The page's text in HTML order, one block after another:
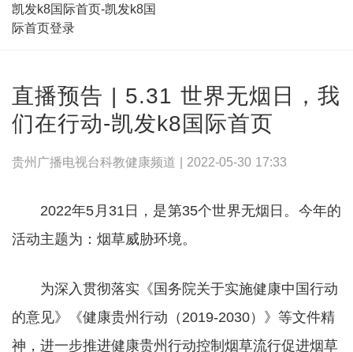
凯发k8国际首页-凯发k8国
际首页登录
直播预告 | 5.31 世界无烟日，我
们在行动-凯发k8国际首页
贵州广播电视台科教健康频道 | 2022-05-30 17:33
2022年5月31日，是第35个世界无烟日。今年的
活动主题为：烟草威胁环境。
为深入贯彻落实《国务院关于实施健康中国行动
的意见》《健康贵州行动（2019-2030）》等文件精
神，进一步推进健康贵州行动控制烟草流行促进烟草